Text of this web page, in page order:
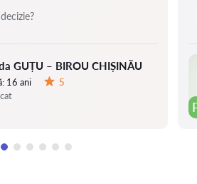
GUȚU – BIROU CHIȘINĂU
16 ani
5